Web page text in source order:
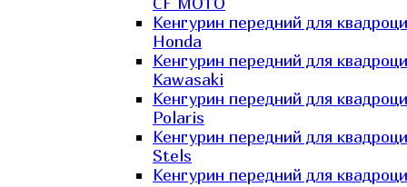
Кенгурин передний для
Honda
Кенгурин передний для
Kawasaki
Кенгурин передний для
Polaris
Кенгурин передний для
Stels
Кенгурин передний для